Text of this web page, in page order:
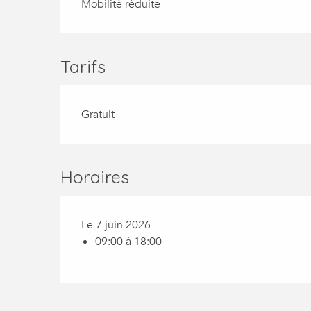
Mobilité réduite
Tarifs
Gratuit
Horaires
Le 7 juin 2026
09:00 à 18:00